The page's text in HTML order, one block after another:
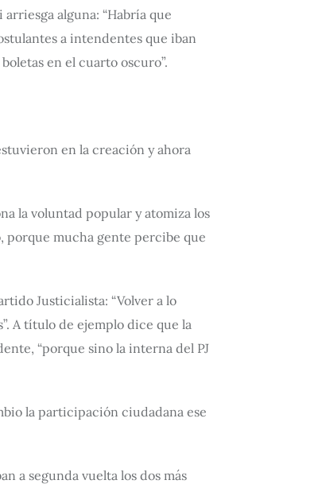
alguna: “Habría que
a intendentes que iban
en el cuarto oscuro”.
en la creación y ahora
la voluntad popular y atomiza los
porque mucha gente percibe que
Justicialista: “Volver a lo
A título de ejemplo dice que la
“porque sino la interna del PJ
la participación ciudadana ese
a segunda vuelta los dos más